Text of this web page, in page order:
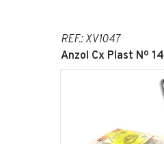
REF.: XV1047
Anzol Cx Plast Nº